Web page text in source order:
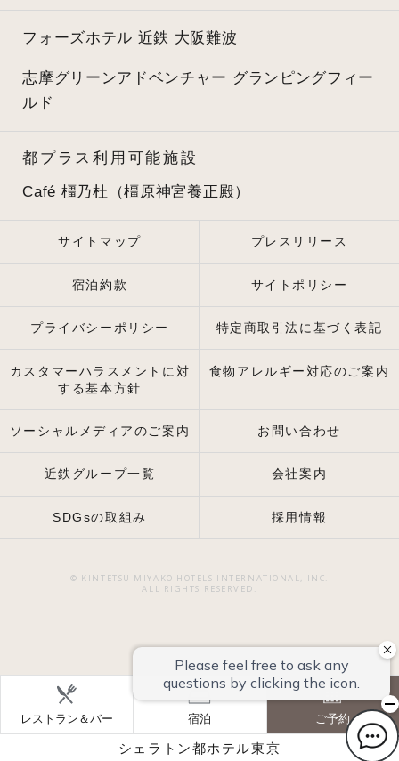
フォーズホテル 近鉄 大阪難波
志摩グリーンアドベンチャー グランピングフィー
ルド
都プラス利用可能施設
Café 橿乃杜（橿原神宮養正殿）
サイトマップ プレスリリース
宿泊約款 サイトポリシー
プライバシーポリシー 特定商取引法に基づく表記
カスタマーハラスメントに対
する基本方針
食物アレルギー対応のご案内
ソーシャルメディアのご案内 お問い合わせ
近鉄グループ一覧 会社案内
SDGsの取組み 採用情報
© KINTETSU MIYAKO HOTELS INTERNATIONAL, INC.
ALL RIGHTS RESERVED.
レストラン＆バー 宿泊 ご予約
シェラトン都ホテル東京